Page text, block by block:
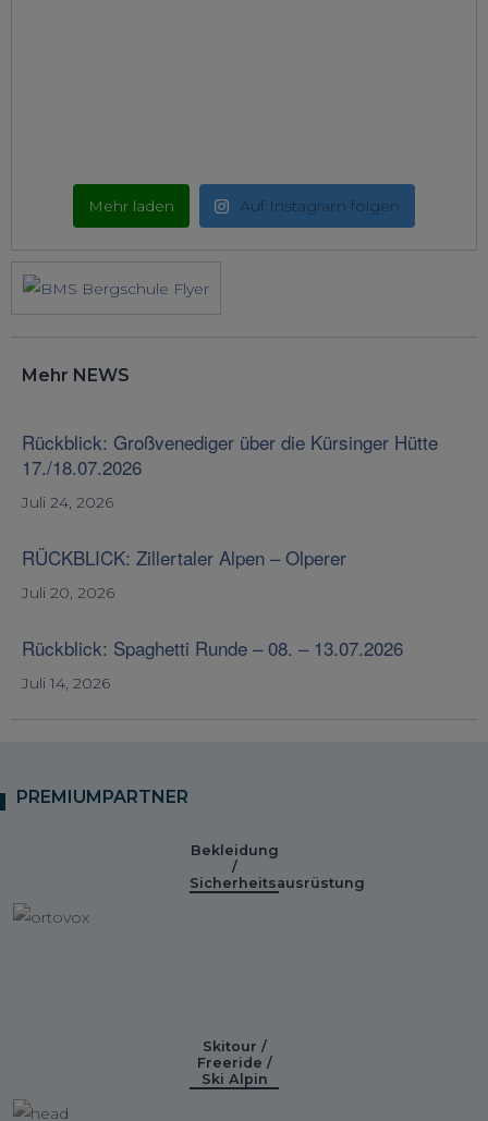
Mehr laden Auf Instagram folgen
Mehr NEWS
Rückblick: Großvenediger über die Kürsinger Hütte
17./18.07.2026
Juli 24, 2026
RÜCKBLICK: Zillertaler Alpen – Olperer
Juli 20, 2026
Rückblick: Spaghetti Runde – 08. – 13.07.2026
Juli 14, 2026
PREMIUMPARTNER
Bekleidung
/
Sicherheitsausrüstung
Skitour /
Freeride /
Ski Alpin